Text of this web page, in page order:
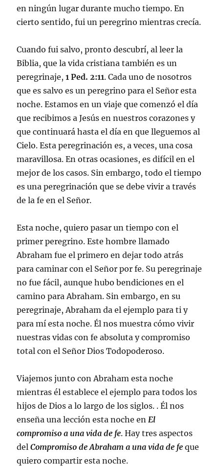
en ningún lugar durante mucho tiempo. En
cierto sentido, fui un peregrino mientras crecía.
Cuando fui salvo, pronto descubrí, al leer la
Biblia, que la vida cristiana también es un
peregrinaje,1 Ped. 2:11. Cada uno de nosotros
que es salvo es un peregrino para el Señor esta
noche. Estamos en un viaje que comenzó el día
que recibimos a Jesús en nuestros corazones y
que continuará hasta el día en que lleguemos al
Cielo. Esta peregrinación es, a veces, una cosa
maravillosa. En otras ocasiones, es difícil en el
mejor de los casos. Sin embargo, todo el tiempo
es una peregrinación que se debe vivir a través
de la fe en el Señor.
Esta noche, quiero pasar un tiempo con el
primer peregrino. Este hombre llamado
Abraham fue el primero en dejar todo atrás
para caminar con el Señor por fe. Su peregrinaje
no fue fácil, aunque hubo bendiciones en el
camino para Abraham. Sin embargo, en su
peregrinaje, Abraham da el ejemplo para ti y
para mí esta noche. Él nos muestra cómo vivir
nuestras vidas con fe absoluta y compromiso
total con el Señor Dios Todopoderoso.
Viajemos junto con Abraham esta noche
mientras él establece el ejemplo para todos los
hijos de Dios a lo largo de los siglos. . Él nos
enseña una lección esta noche en El
compromiso a una vida de fe. Hay tres aspectos
delCompromiso de Abraham a una vida de fe que
quiero compartir esta noche.